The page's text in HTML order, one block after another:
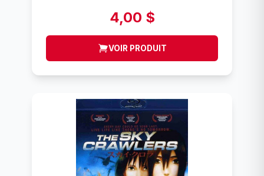
4,00 $
VOIR PRODUIT